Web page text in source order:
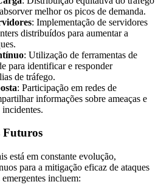
melhor os picos de demanda.
: Implementação de servidores
distribuídos para aumentar a
: Utilização de ferramentas de
para identificar e responder
de tráfego.
: Participação em redes de
informações sobre ameaças e
incidentes.
Futuros
está em constante evolução,
para a mitigação eficaz de ataques
incluem: